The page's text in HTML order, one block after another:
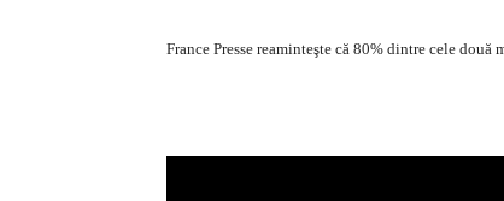
France Presse reaminteşte că 80% dintre cele